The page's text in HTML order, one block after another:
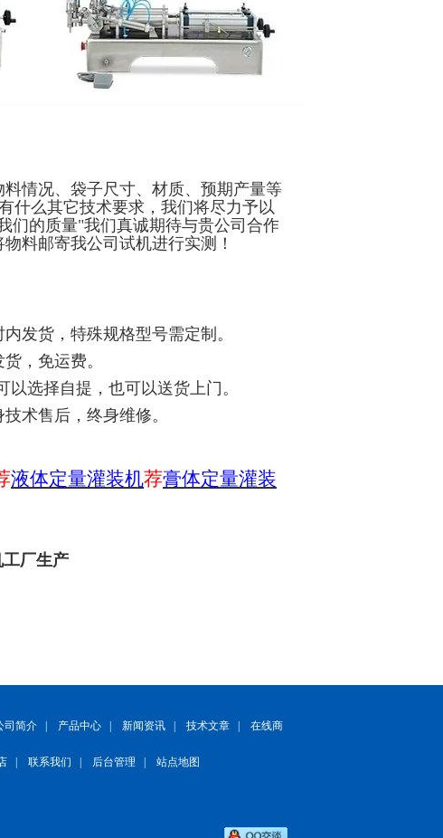
情况、袋子尺寸、材质、预期产量等
什么其它技术要求，我们将尽力予以
们的质量"我们真诚期待与贵公司合作
料邮寄我公司试机进行实测！
发货，特殊规格型号需定制。
，免运费。
选择自提，也可以送货上门。
术售后，终身维修。
液体定量灌装机荐膏体定量灌装
厂生产
司简介 产品中心 新闻资讯 技术文章 在线商
联系我们 后台管理 站点地图